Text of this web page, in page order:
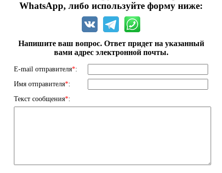
WhatsApp, либо используйте форму ниже:
Напишите ваш вопрос. Ответ придет на указанный
вами адрес электронной почты.
E-mail отправителя*:
Имя отправителя*:
Текст сообщения*: